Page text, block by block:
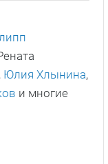
, Юлия Хлынина,
и многие